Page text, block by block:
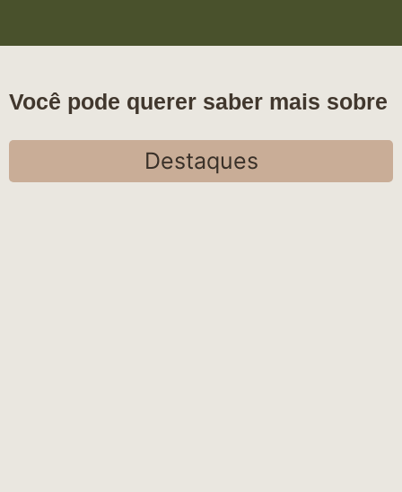
Você pode querer saber mais sobre
Destaques